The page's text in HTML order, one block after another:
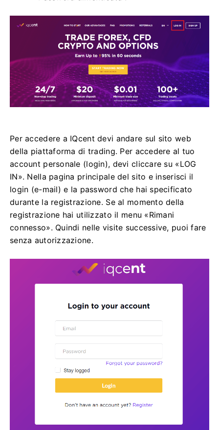
Per accedere a IQcent devi andare sul sito web
della piattaforma di trading. Per accedere al tuo
account personale (login), devi cliccare su «LOG
IN». Nella pagina principale del sito e inserisci il
login (e-mail) e la password che hai specificato
durante la registrazione. Se al momento della
registrazione hai utilizzato il menu «Rimani
connesso». Quindi nelle visite successive, puoi fare
senza autorizzazione.